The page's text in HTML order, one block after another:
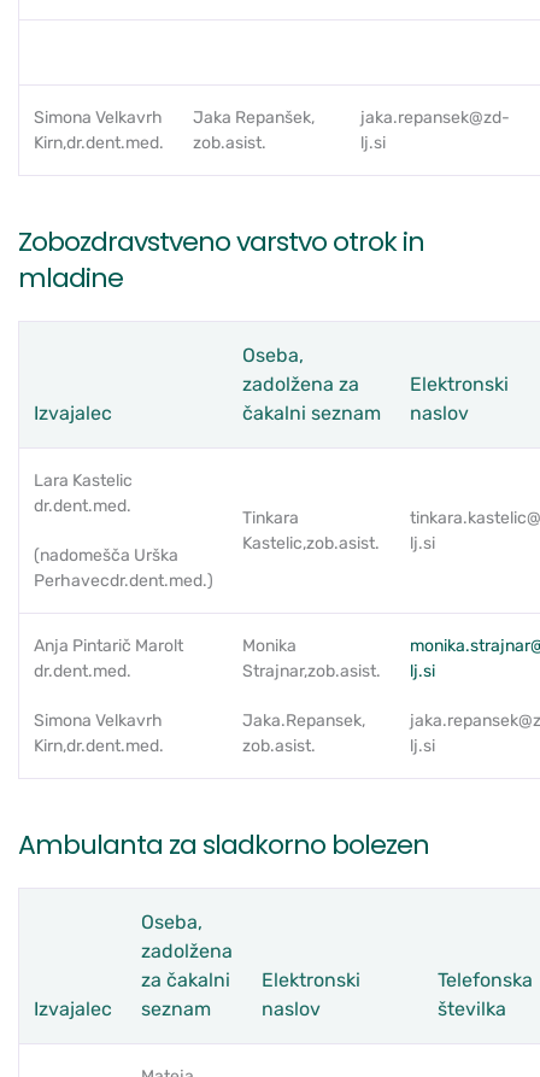
Simona Velkavrh
Kirn,dr.dent.med.
Jaka Repanšek,
zob.asist.
jaka.repansek@zd-
lj.si
Zobozdravstveno varstvo otrok in
mladine
Izvajalec
Oseba,
zadolžena za
čakalni seznam
Elektronski
naslov
Lara Kastelic
dr.dent.med.
(nadomešča Urška
Perhavecdr.dent.med.)
Tinkara
Kastelic,zob.asist.
lj.si
Anja Pintarič Marolt
dr.dent.med.
Simona Velkavrh
Kirn,dr.dent.med.
Monika
Strajnar,zob.asist.
Jaka.Repansek,
zob.asist.
lj.si
lj.si
Ambulanta za sladkorno bolezen
Izvajalec
Oseba,
zadolžena
za čakalni
seznam
Elektronski
naslov
Telefonska
številka